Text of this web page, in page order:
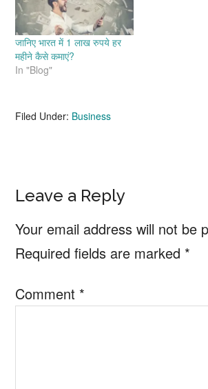
जानिए भारत में 1 लाख रुपये हर
महीने कैसे कमाएं?
In "Blog"
Filed Under: Business
Reader
Interactions
Leave a Reply
Your email address will not be
Required fields are marked *
Comment *